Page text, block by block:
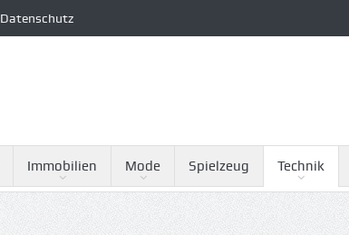
Datenschutz
Immobilien Mode Spielzeug Technik